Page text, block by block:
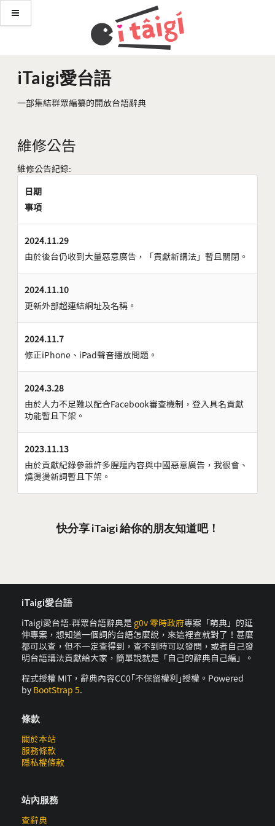
iTaigi愛台語
一部集結群眾編纂的開放台語辭典
維修公告
維修公告紀錄:
日期
事項
2024.11.29
由於後台仍收到大量惡意廣告，「貢獻新講法」暫且關閉。
2024.11.10
更新外部超連結網址及名稱。
2024.11.7
修正iPhone、iPad聲音播放問題。
2024.3.28
由於人力不足難以配合Facebook審查機制，登入具名貢獻
功能暫且下架。
2023.11.13
由於貢獻紀錄參雜許多腥羶內容與中國惡意廣告，我很會、
燒燙燙新詞暫且下架。
快分享 iTaigi 給你的朋友知道吧！
iTaigi愛台語
iTaigi愛台語-群眾台語辭典是 g0v 零時政府專案「萌典」的延
伸專案，想知道一個詞的台語怎麼說，來這裡查就對了！甚麼
都可以查，但不一定查得到，查不到時可以發問，或者自己發
明台語講法貢獻給大家，簡單說就是「自己的辭典自己編」。
程式授權 MIT，辭典內容CC0｢不保留權利｣授權。Powered
by BootStrap 5.
條款
關於本站
服務條款
隱私權條款
站內服務
查辭典